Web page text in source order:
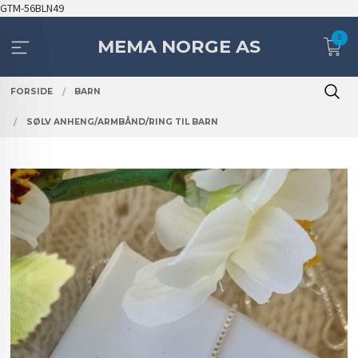
GTM-56BLN49Gå
innholdetMEMA NORGE AS 0
FORSIDE BARN
SØLV ANHENG/ARMBÅND/RING TIL BARN